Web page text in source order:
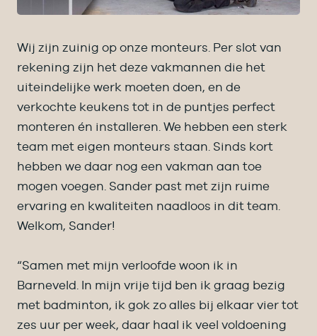
Wij zijn zuinig op onze monteurs. Per slot van
rekening zijn het deze vakmannen die het
uiteindelijke werk moeten doen, en de
verkochte keukens tot in de puntjes perfect
monteren én installeren. We hebben een sterk
team met eigen monteurs staan. Sinds kort
hebben we daar nog een vakman aan toe
mogen voegen. Sander past met zijn ruime
ervaring en kwaliteiten naadloos in dit team.
Welkom, Sander!
“Samen met mijn verloofde woon ik in
Barneveld. In mijn vrije tijd ben ik graag bezig
met badminton, ik gok zo alles bij elkaar vier tot
zes uur per week, daar haal ik veel voldoening